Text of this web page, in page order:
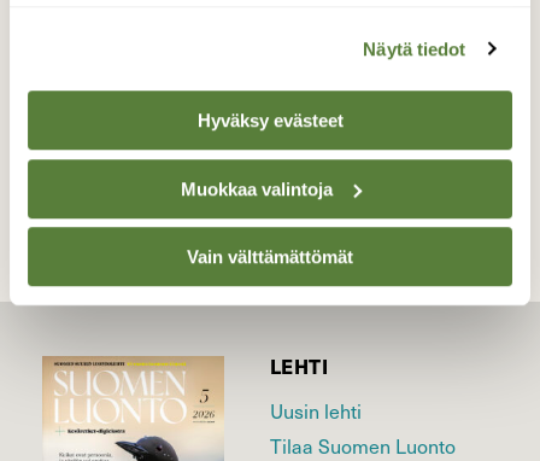
Näytä tiedot
Hyväksy evästeet
Muokkaa valintoja
Vain välttämättömät
Valokuvaaja: Pirkko Siukonen, Tornio 5.11.2018
LEHTI
Uusin lehti
Tilaa Suomen Luonto